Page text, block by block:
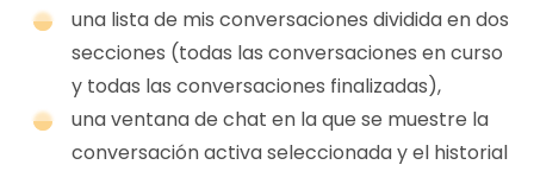
una lista de mis conversaciones dividida en dos
secciones (todas las conversaciones en curso
y todas las conversaciones finalizadas),
una ventana de chat en la que se muestre la
conversación activa seleccionada y el historial